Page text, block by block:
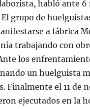
habló ante 6
grupo de
a fábrica
trabajando con
los
un huelguista
Finalmente el 11 de
ejecutados en la